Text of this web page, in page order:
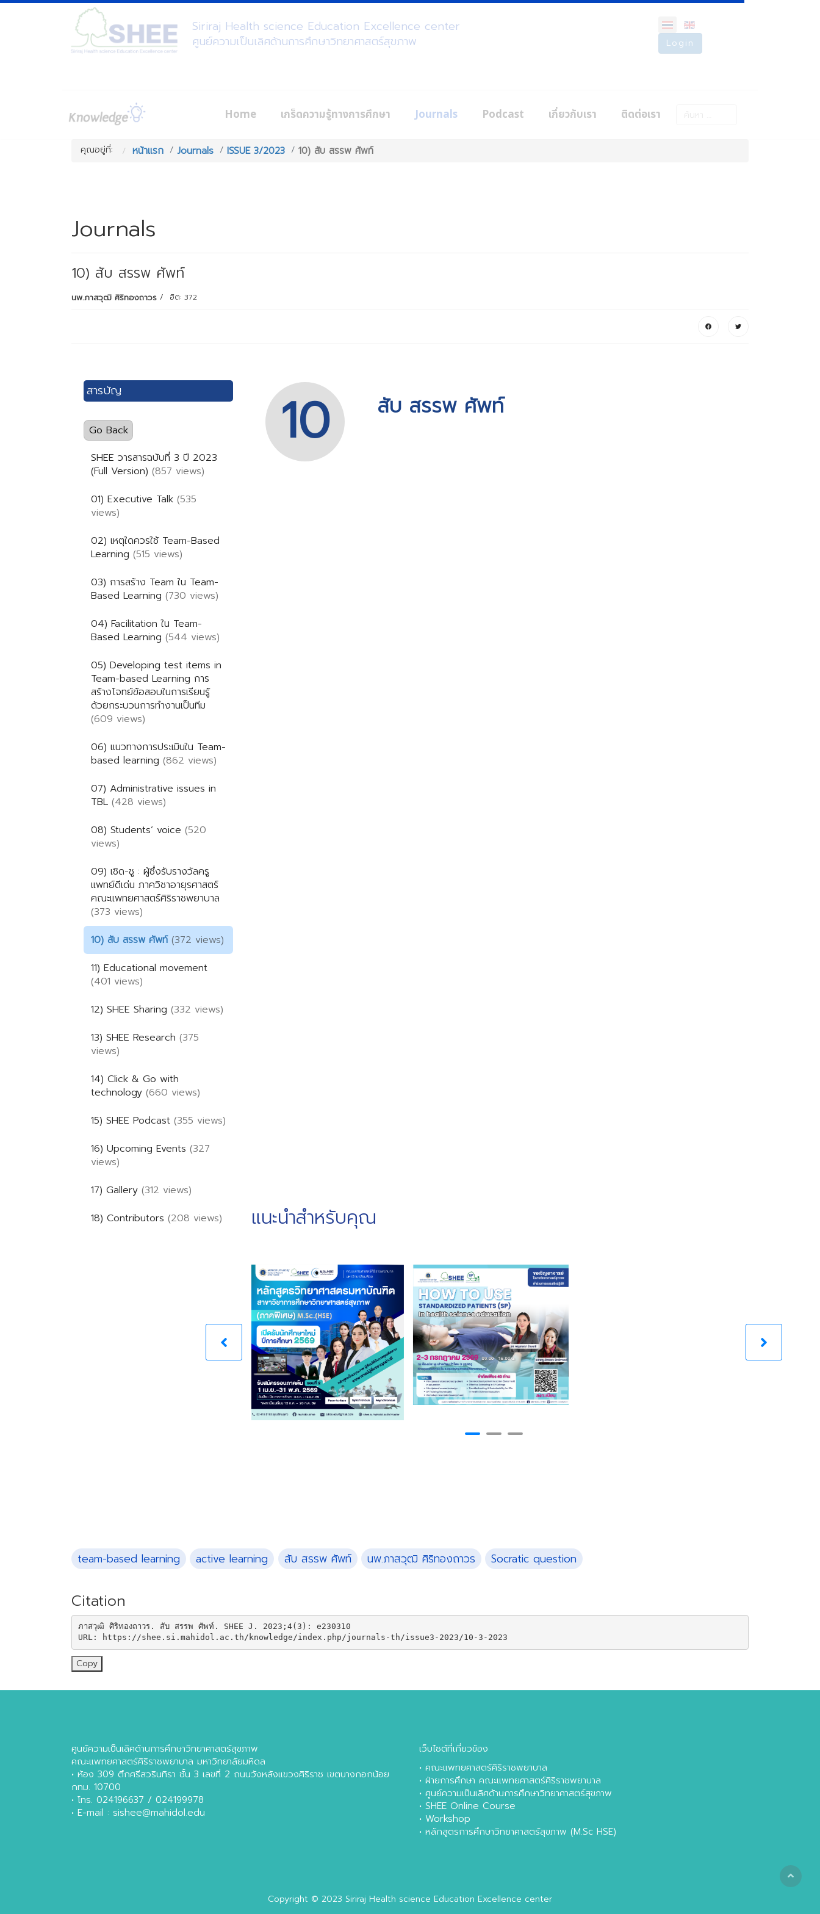
Siriraj Health science Education Excellence center
ศูนย์ความเป็นเลิศด้านการศึกษาวิทยาศาสตร์สุขภาพ
Login
Home เกร็ดความรู้ทางการศึกษา Journals Podcast เกี่ยวกับเรา ติดต่อเรา
คุณอยู่ที่:
หน้าแรก Journals ISSUE 3/2023 10) สับ สรรพ ศัพท์
Journals
10) สับ สรรพ ศัพท์
นพ.ภาสวุฒิ ศิริทองถาวร ฮิต: 372
สารบัญ
Go Back
SHEE วารสารฉบับที่ 3 ปี 2023
(Full Version) (857 views)
01) Executive Talk (535
views)
02) เหตุใดควรใช้ Team-Based
Learning (515 views)
03) การสร้าง Team ใน Team-
Based Learning (730 views)
04) Facilitation ใน Team-
Based Learning (544 views)
05) Developing test items in
Team-based Learning การ
สร้างโจทย์ข้อสอบในการเรียนรู้
ด้วยกระบวนการทำงานเป็นทีม
(609 views)
06) แนวทางการประเมินใน Team-
based learning (862 views)
07) Administrative issues in
TBL (428 views)
08) Students’ voice (520
views)
09) เชิด-ชู : ผู้ซึ่งรับรางวัลครู
แพทย์ดีเด่น ภาควิชาอายุรศาสตร์
คณะแพทยศาสตร์ศิริราชพยาบาล
(373 views)
10) สับ สรรพ ศัพท์ (372 views)
11) Educational movement
(401 views)
12) SHEE Sharing (332 views)
13) SHEE Research (375
views)
14) Click & Go with
technology (660 views)
15) SHEE Podcast (355 views)
16) Upcoming Events (327
views)
17) Gallery (312 views)
18) Contributors (208 views)
10 สับ สรรพ ศัพท์
แนะนำสำหรับคุณ
team-based learning active learning สับ สรรพ ศัพท์ นพ.ภาสวุฒิ ศิริทองถาวร Socratic question
Citation
ภาสวุฒิ ศิริทองถาวร. สับ สรรพ ศัพท์. SHEE J. 2023;4(3): e230310
URL: https://shee.si.mahidol.ac.th/knowledge/index.php/journals-th/issue3-2023/10-3-2023
Copy
ศูนย์ความเป็นเลิศด้านการศึกษาวิทยาศาสตร์สุขภาพ
คณะแพทยศาสตร์ศิริราชพยาบาล มหาวิทยาลัยมหิดล
• ห้อง 309 ตึกศรีสวรินทิรา ชั้น 3 เลขที่ 2 ถนนวังหลังแขวงศิริราช เขตบางกอกน้อย
กทม. 10700
• โทร. 024196637 / 024199978
• E-mail : sishee@mahidol.edu
เว็บไซต์ที่เกี่ยวข้อง
• คณะแพทยศาสตร์ศิริราชพยาบาล
• ฝ่ายการศึกษา คณะแพทยศาสตร์ศิริราชพยาบาล
• ศูนย์ความเป็นเลิศด้านการศึกษาวิทยาศาสตร์สุขภาพ
• SHEE Online Course
• Workshop
• หลักสูตรการศึกษาวิทยาศาสตร์สุขภาพ (M.Sc HSE)
Copyright © 2023 Siriraj Health science Education Excellence center